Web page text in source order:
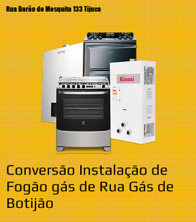
Rua Barão de Mesquita 133 Tijuca
Conversão Instalação de
Fogão gás de Rua Gás de
Botijão